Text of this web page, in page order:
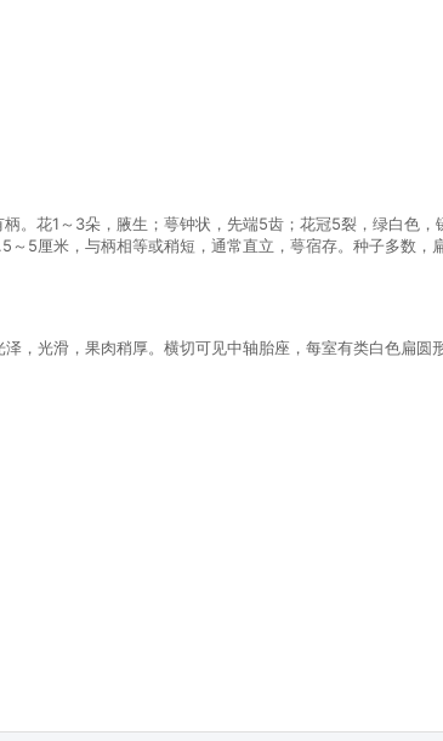
。花1～3朵，腋生；萼钟状，先端5齿；花冠5裂，绿白色，
5厘米，与柄相等或稍短，通常直立，萼宿存。种子多数，
光滑，果肉稍厚。横切可见中轴胎座，每室有类白色扁圆